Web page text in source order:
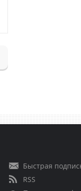
Быстрая
RSS